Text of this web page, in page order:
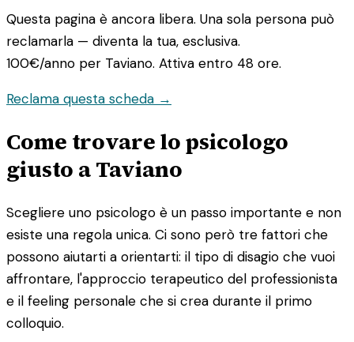
Questa pagina è ancora libera. Una sola persona può
reclamarla — diventa la tua, esclusiva.
100€/anno per Taviano. Attiva entro 48 ore.
Reclama questa scheda →
Come trovare lo psicologo
giusto a Taviano
Scegliere uno psicologo è un passo importante e non
esiste una regola unica. Ci sono però tre fattori che
possono aiutarti a orientarti: il tipo di disagio che vuoi
affrontare, l'approccio terapeutico del professionista
e il feeling personale che si crea durante il primo
colloquio.